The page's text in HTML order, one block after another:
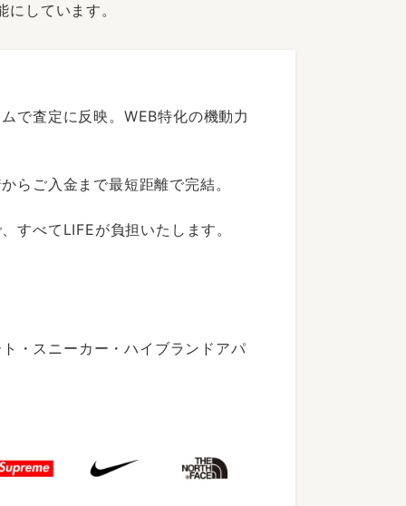
しています。
で査定に反映。WEB特化の機動力
らご入金まで最短距離で完結。
すべてLIFEが負担いたします。
・スニーカー・ハイブランドアパ